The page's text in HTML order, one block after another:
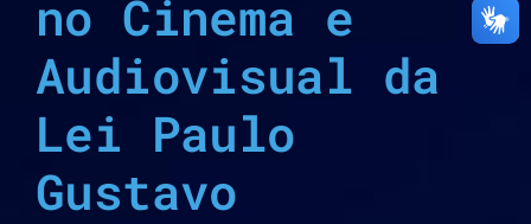
no Cinema e
Audiovisual da
Lei Paulo
Gustavo